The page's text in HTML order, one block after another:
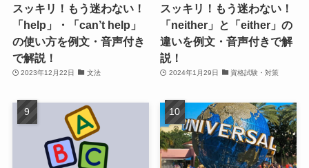
スッキリ！もう迷わない！
「help」・「can’t help」
の使い方を例文・音声付き
で解説！
2023年12月22日 文法
スッキリ！もう迷わない！
「neither」と「either」の
違いを例文・音声付きで解
説！
2024年1月29日 資格試験・対策